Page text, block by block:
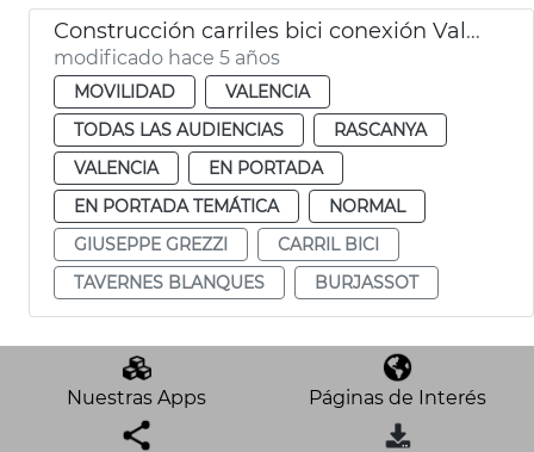
Construcción carriles bici conexión València con Burjassot
modificado hace 5 años
MOVILIDAD
VALENCIA
TODAS LAS AUDIENCIAS
RASCANYA
VALENCIA
EN PORTADA
EN PORTADA TEMÁTICA
NORMAL
GIUSEPPE GREZZI
CARRIL BICI
TAVERNES BLANQUES
BURJASSOT
Nuestras Apps Páginas de Interés